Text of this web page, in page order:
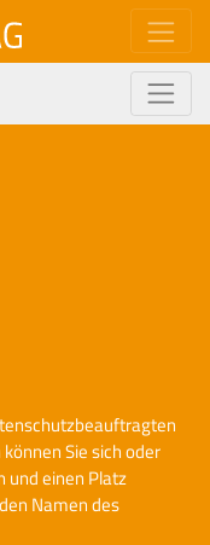
Sie sich oder
und einen Platz
Namen des